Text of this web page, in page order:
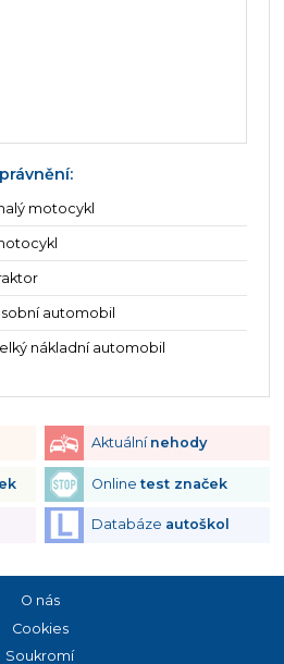
motocykl
automobil
nákladní automobil
Aktuální nehody
Onlinetest značek
Databáze autoškol
O nás
Cookies
Soukromí